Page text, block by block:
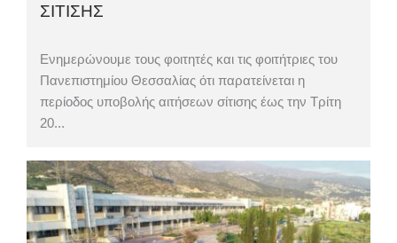
ΣΙΤΙΣΗΣ
Ενημερώνουμε τους φοιτητές και τις φοιτήτριες του
Πανεπιστημίου Θεσσαλίας ότι παρατείνεται η
περίοδος υποβολής αιτήσεων σίτισης έως την Τρίτη
20...